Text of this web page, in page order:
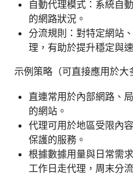
自動代理模式：系統自
的網路狀況。
分流規則：對特定網站
理，有助於提升穩定與
示例策略（可直接應用於大
直連常用於內部網路、
的網站。
代理可用於地區受限內
保護的服務。
根據數據用量與日常需
工作日走代理，周末分